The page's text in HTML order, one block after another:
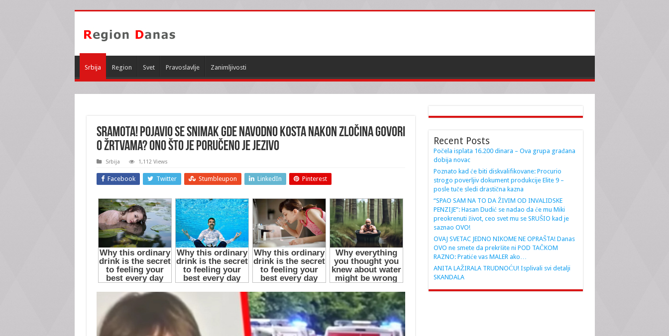
Srbija Region Svet Pravoslavlje Zanimljivosti
SRAMOTA! Pojavio se SNIMAK gde navodno Kosta nakon zločina govori
o ŽRTVAMA? Ono što je poručeno je JEZIVO
Srbija 1,112 Views
Facebook Twitter Stumbleupon LinkedIn Pinterest
Recent Posts
Počela isplata 16.200 dinara – Ova grupa građana
dobija novac
Poznato kad će biti diskvalifikovane: Procurio
strogo poverljiv dokument produkcije Elite 9 –
posle tuče sledi drastična kazna
“SPAO SAM NA TO DA ŽIVIM OD INVALIDSKE
PENZIJE”: Hasan Dudić se nadao da će mu Miki
preokrenuti život, ceo svet mu se SRUŠIO kad je
saznao OVO!
OVAJ SVETAC JEDNO NIKOME NE OPRAŠTA! Danas
OVO ne smete da prekršite ni POD TAČKOM
RAZNO: Pratiće vas MALER ako…
ANITA LAŽIRALA TRUDNOĆU! Isplivali svi detalji
SKANDALA